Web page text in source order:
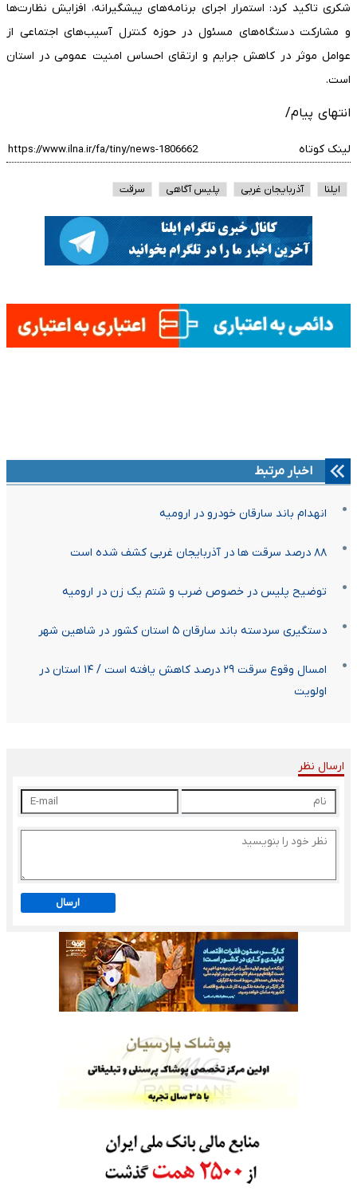
شکری تاکید کرد: استمرار اجرای برنامه‌های پیشگیرانه، افزایش نظارت‌ها
و مشارکت دستگاه‌های مسئول در حوزه کنترل آسیب‌های اجتماعی از
عوامل موثر در کاهش جرایم و ارتقای احساس امنیت عمومی در استان
است.
انتهای پیام/
لینک کوتاه
ایلنا آذربایجان غربی پلیس آگاهی سرقت
اخبار مرتبط
انهدام باند سارقان خودرو در ارومیه
۸۸ درصد سرقت ها در آذربایجان غربی کشف شده است
توضیح پلیس در خصوص ضرب و شتم یک زن در ارومیه
دستگیری سردسته باند سارقان ۵ استان کشور در شاهین شهر
امسال وقوع سرقت ۲۹ درصد کاهش یافته است / ۱۴ استان در
اولویت
ارسال نظر
ارسال